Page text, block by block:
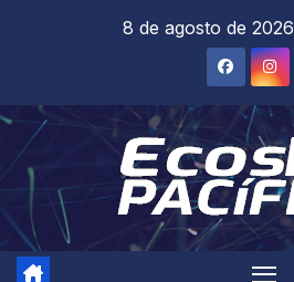
8 de agosto de 2026